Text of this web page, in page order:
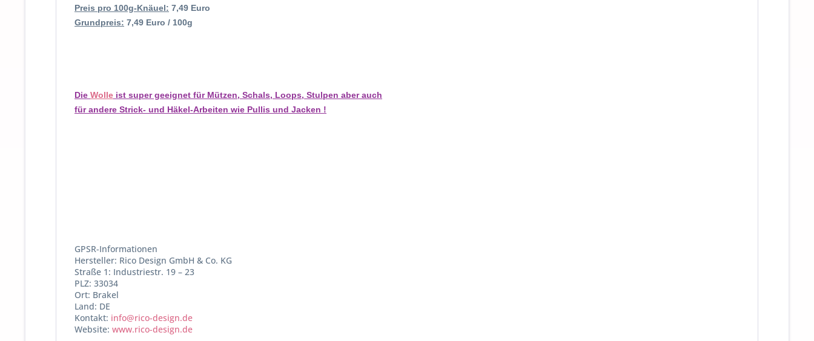
Preis pro 100g-Knäuel: 7,49 Euro
Grundpreis: 7,49 Euro / 100g
Die Wolle ist super geeignet für Mützen, Schals, Loops, Stulpen aber auch
für andere Strick- und Häkel-Arbeiten wie Pullis und Jacken !
GPSR-Informationen
Hersteller: Rico Design GmbH & Co. KG
Straße 1: Industriestr. 19 – 23
PLZ: 33034
Ort: Brakel
Land: DE
Kontakt: info@rico-design.de
Website: www.rico-design.de